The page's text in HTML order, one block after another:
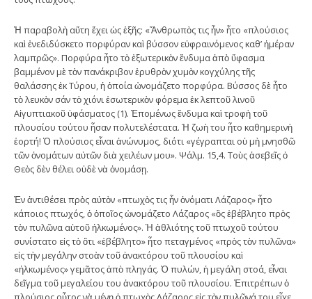
Ἡ παραβολὴ αὕτη ἔχει ὡς ἑξῆς: «Ἄνθρωπὸς τις ἦν» ἦτο «πλούσιος
καὶ ἐνεδιδύσκετο πορφύραν καὶ βύσσον εὐφραινόμενος καθ’ ἡμέραν
λαμπρῶς». Πορφύρα ἦτο τὸ ἐξωτερικὸν ἔνδυμα ἀπὸ ὕφασμα
βαμμένον μὲ τὸν πανάκριβον ἐρυθρὸν χυμὸν κογχύλης τῆς
θαλάσσης ἐκ Τύρου, ἡ ὁποία ὠνομάζετο πορφύρα. Βύσσος δὲ ἦτο
τὸ λευκὸν σάν τὸ χιόνι ἐσωτερικὸν φόρεμα ἐκ λεπτοῦ λινοῦ
Αἰγυπτιακοῦ ὑφάσματος (1). Ἑπομένως ἔνδυμα καὶ τροφὴ τοῦ
πλουσίου τούτου ἦσαν πολυτελέστατα. Ἡ ζωὴ του ἦτο καθημερινὴ
ἑορτή! Ὁ πλούσιος εἶναι ἀνώνυμος, διότι «γέγραπται οὐ μὴ μνησθῶ
τῶν ὀνομάτων αὐτῶν διὰ χειλέων μου». Ψάλμ. 15,4. Τοὺς ἀσεβεῖς ὁ
Θεὸς δὲν θέλει οὐδὲ νὰ ὀνομάσῃ.
Ἐν ἀντιθέσει πρὸς αὐτὸν «πτωχὸς τις ἦν ὀνόματι Λάζαρος» ἦτο
κάποιος πτωχός, ὁ ὁποῖος ὠνομάζετο Λάζαρος «ὃς ἐβέβλητο πρὸς
τὸν πυλῶνα αὐτοῦ ἡλκωμένος». Ἡ ἀθλιότης τοῦ πτωχοῦ τούτου
συνίστατο εἰς τὸ ὅτι «ἐβέβλητο» ἦτο πεταγμένος «πρὸς τὸν πυλῶνα»
εἰς τὴν μεγάλην στοὰν τοῦ ἀνακτόρου τοῦ πλουσίου καὶ
«ἡλκωμένος» γεμᾶτος ἀπὸ πληγάς. Ὁ πυλών, ἡ μεγάλη στοά, εἶναι
δεῖγμα τοῦ μεγαλείου του ἀνακτόρου τοῦ πλουσίου. Ἐπιτρέπων ὁ